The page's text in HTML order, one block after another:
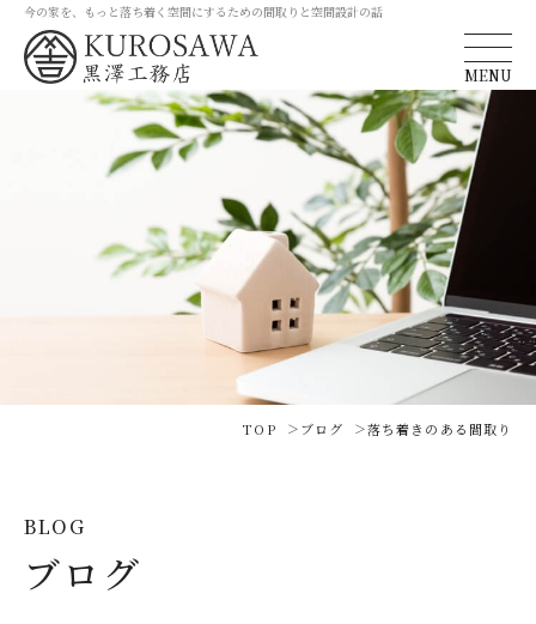
今の家を、もっと落ち着く空間にするための間取りと空間設計の話
MENU
TOP ブログ 落ち着きのある間取り
BLOG
ブログ